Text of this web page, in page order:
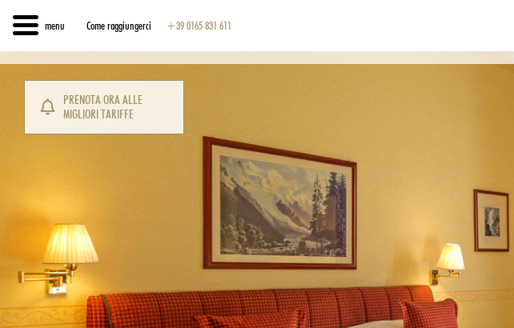
menu Come raggiungerci +39 0165 831 611
PRENOTA ORA ALLE
MIGLIORI TARIFFE